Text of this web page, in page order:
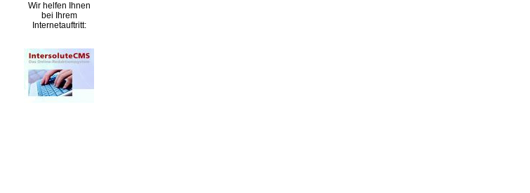
Wir helfen Ihnen
bei Ihrem
Internetauftritt: